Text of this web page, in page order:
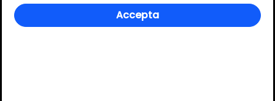
Banda LED rigida 12W , 840Lm, 900x14 mm, 6400K, IP65 și
alimentare la 220V reprezintă o soluție excelentă pentru
Accepta